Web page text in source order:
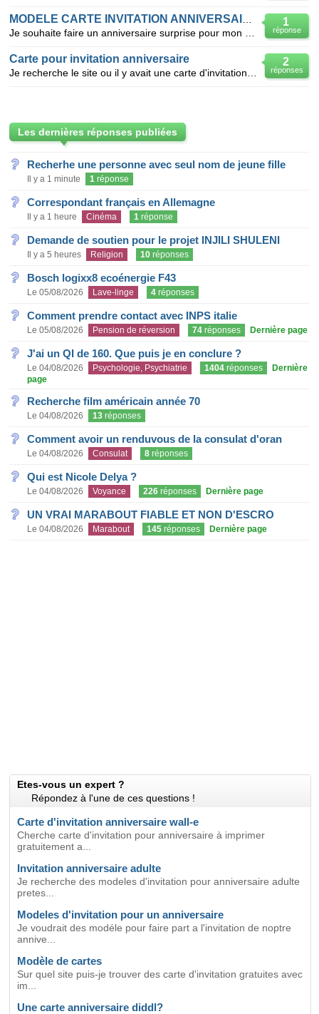
1
réponse
2
réponses
Carte pour invitation anniversaire
Les dernières réponses publiées
Recherhe une personne avec seul nom de jeune fille
Il y a 1 minute 1 réponse
Correspondant français en Allemagne
Il y a 1 heure Cinéma 1 réponse
Demande de soutien pour le projet INJILI SHULENI
Il y a 5 heures Religion 10 réponses
Bosch logixx8 ecoénergie F43
Le 05/08/2026 Lave-linge 4 réponses
Comment prendre contact avec INPS italie
Le 05/08/2026 Pension de réversion 74 réponses Dernière page
J'ai un QI de 160. Que puis je en conclure ?
Le 04/08/2026 Psychologie, Psychiatrie 1404 réponses
Dernière
page
Recherche film américain année 70
Le 04/08/2026 13 réponses
Comment avoir un renduvous de la consulat d'oran
Le 04/08/2026 Consulat 8 réponses
Qui est Nicole Delya ?
Le 04/08/2026 Voyance 226 réponses Dernière page
UN VRAI MARABOUT FIABLE ET NON D'ESCRO
Le 04/08/2026 Marabout 145 réponses Dernière page
Etes-vous un expert ?
Répondez à l'une de ces questions !
Carte d'invitation anniversaire wall-e
Cherche carte d'invitation pour anniversaire à imprimer
gratuitement a...
Invitation anniversaire adulte
Je recherche des modeles d'invitation pour anniversaire adulte
pretes...
Modeles d'invitation pour un anniversaire
Je voudrait des modéle pour faire part a l'invitation de noptre
annive...
Modèle de cartes
Sur quel site puis-je trouver des carte d'invitation gratuites avec
im...
Une carte anniversaire diddl?